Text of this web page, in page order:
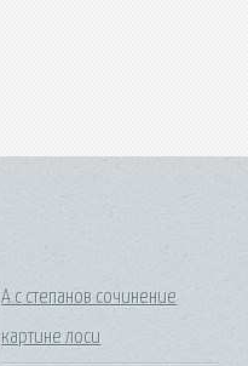
А.с степанов сочинение
картине лоси